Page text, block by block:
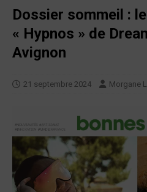
Dossier sommeil :
« Hypnos » de
Avignon
21 septembre 2024 Morgane